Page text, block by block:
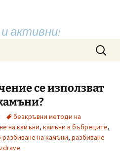
активни!
Search
for:
се използват
безкръвни методи на
на камъни, камъни в бъбреците,
разбиване на камъни, разбиване
zdrave